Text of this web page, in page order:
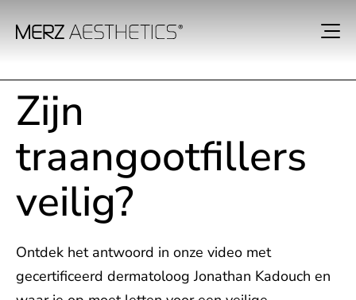
Zijn
traangootfillers
veilig?
Ontdek het antwoord in onze video met
gecertificeerd dermatoloog Jonathan Kadouch en